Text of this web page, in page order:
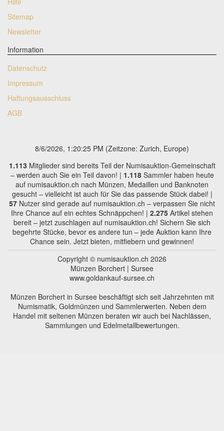
Sitemap
Newsletter
Information
Datenschutz
Impressum
Haftungsausschluss
AGB
8/6/2026, 1:20:26 PM (Zeitzone: Zurich, Europe)
1.113 Mitglieder sind bereits Teil der Numisauktion-Gemeinschaft
– werden auch Sie ein Teil davon! | 1.118Sammler haben heute
auf numisauktion.ch nach Münzen, Medaillen und Banknoten
gesucht – vielleicht ist auch für Sie das passende Stück dabei! |
57 Nutzer sind gerade auf numisauktion.ch – verpassen Sie nicht
Ihre Chance auf ein echtes Schnäppchen! | 2.275 Artikel stehen
bereit – jetzt zuschlagen auf numisauktion.ch! Sichern Sie sich
begehrte Stücke, bevor es andere tun – jede Auktion kann Ihre
Chance sein. Jetzt bieten, mitfiebern und gewinnen!
Copyright © numisauktion.ch 2026
Münzen Borchert | Sursee
www.goldankauf-sursee.ch
Münzen Borchert in Sursee beschäftigt sich seit Jahrzehnten mit
Numismatik, Goldmünzen und Sammlerwerten. Neben dem
Handel mit seltenen Münzen beraten wir auch bei Nachlässen,
Sammlungen und Edelmetallbewertungen.